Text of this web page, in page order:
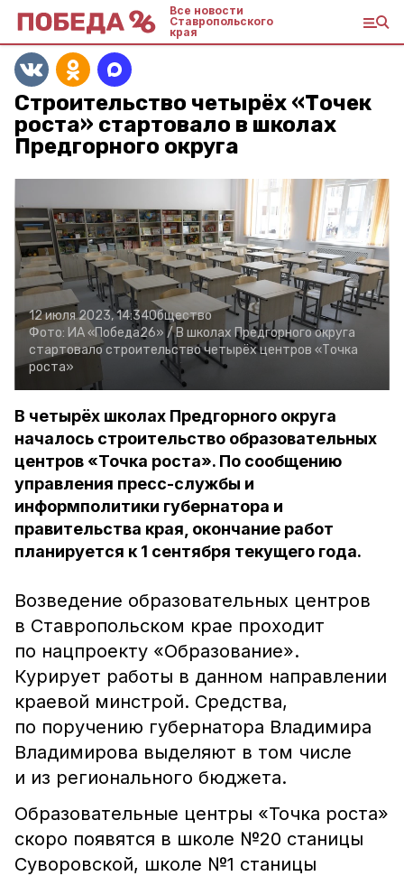
Все новости
Ставропольского
края
Строительство четырёх «Точек
роста» стартовало в школах
Предгорного округа
12 июля 2023, 14:34Общество
Фото: ИА «Победа26» /В школах Предгорного округа
стартовало строительство четырёх центров «Точка
роста»
В четырёх школах Предгорного округа
началось строительство образовательных
центров «Точка роста». По сообщению
управления пресс-службы и
информполитики губернатора и
правительства края, окончание работ
планируется к 1 сентября текущего года.
Возведение образовательных центров
в Ставропольском крае проходит
по нацпроекту «Образование».
Курирует работы в данном направлении
краевой минстрой. Средства,
по поручению губернатора Владимира
Владимирова выделяют в том числе
и из регионального бюджета.
Образовательные центры «Точка роста»
скоро появятся в школе №20 станицы
Суворовской, школе №1 станицы